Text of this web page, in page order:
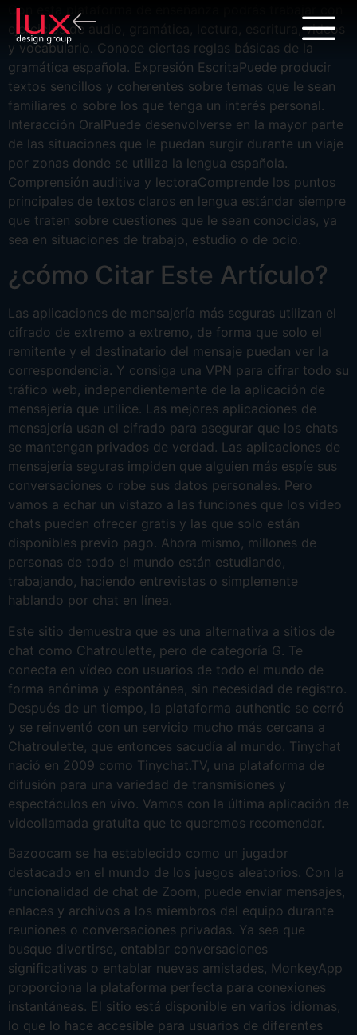
Con esta plataforma de enseñanza podrás trabajar con
ejercicios de audio, gramática, lectura, escritura, videos
y vocabulario. Conoce ciertas reglas básicas de la
gramática española. Expresión EscritaPuede producir
textos sencillos y coherentes sobre temas que le sean
familiares o sobre los que tenga un interés personal.
Interacción OralPuede desenvolverse en la mayor parte
de las situaciones que le puedan surgir durante un viaje
por zonas donde se utiliza la lengua española.
Comprensión auditiva y lectoraComprende los puntos
principales de textos claros en lengua estándar siempre
que traten sobre cuestiones que le sean conocidas, ya
sea en situaciones de trabajo, estudio o de ocio.
¿cómo Citar Este Artículo?
Las aplicaciones de mensajería más seguras utilizan el
cifrado de extremo a extremo, de forma que solo el
remitente y el destinatario del mensaje puedan ver la
correspondencia. Y consiga una VPN para cifrar todo su
tráfico web, independientemente de la aplicación de
mensajería que utilice. Las mejores aplicaciones de
mensajería usan el cifrado para asegurar que los chats
se mantengan privados de verdad. Las aplicaciones de
mensajería seguras impiden que alguien más espíe sus
conversaciones o robe sus datos personales. Pero
vamos a echar un vistazo a las funciones que los video
chats pueden ofrecer gratis y las que solo están
disponibles previo pago. Ahora mismo, millones de
personas de todo el mundo están estudiando,
trabajando, haciendo entrevistas o simplemente
hablando por chat en línea.
Este sitio demuestra que es una alternativa a sitios de
chat como Chatroulette, pero de categoría G. Te
conecta en vídeo con usuarios de todo el mundo de
forma anónima y espontánea, sin necesidad de registro.
Después de un tiempo, la plataforma authentic se cerró
y se reinventó con un servicio mucho más cercana a
Chatroulette, que entonces sacudía al mundo. Tinychat
nació en 2009 como Tinychat.TV, una plataforma de
difusión para una variedad de transmisiones y
espectáculos en vivo. Vamos con la última aplicación de
videollamada gratuita que te queremos recomendar.
Bazoocam se ha establecido como un jugador
destacado en el mundo de los juegos aleatorios. Con la
funcionalidad de chat de Zoom, puede enviar mensajes,
enlaces y archivos a los miembros del equipo durante
reuniones o conversaciones privadas. Ya sea que
busque divertirse, entablar conversaciones
significativas o entablar nuevas amistades, MonkeyApp
proporciona la plataforma perfecta para conexiones
instantáneas. El sitio está disponible en varios idiomas,
lo que lo hace accesible para usuarios de diferentes